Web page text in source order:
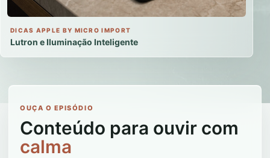
DICAS APPLE BY MICRO IMPORT
Lutron e Iluminação Inteligente
OUÇA O EPISÓDIO
Conteúdo para ouvir com
calma